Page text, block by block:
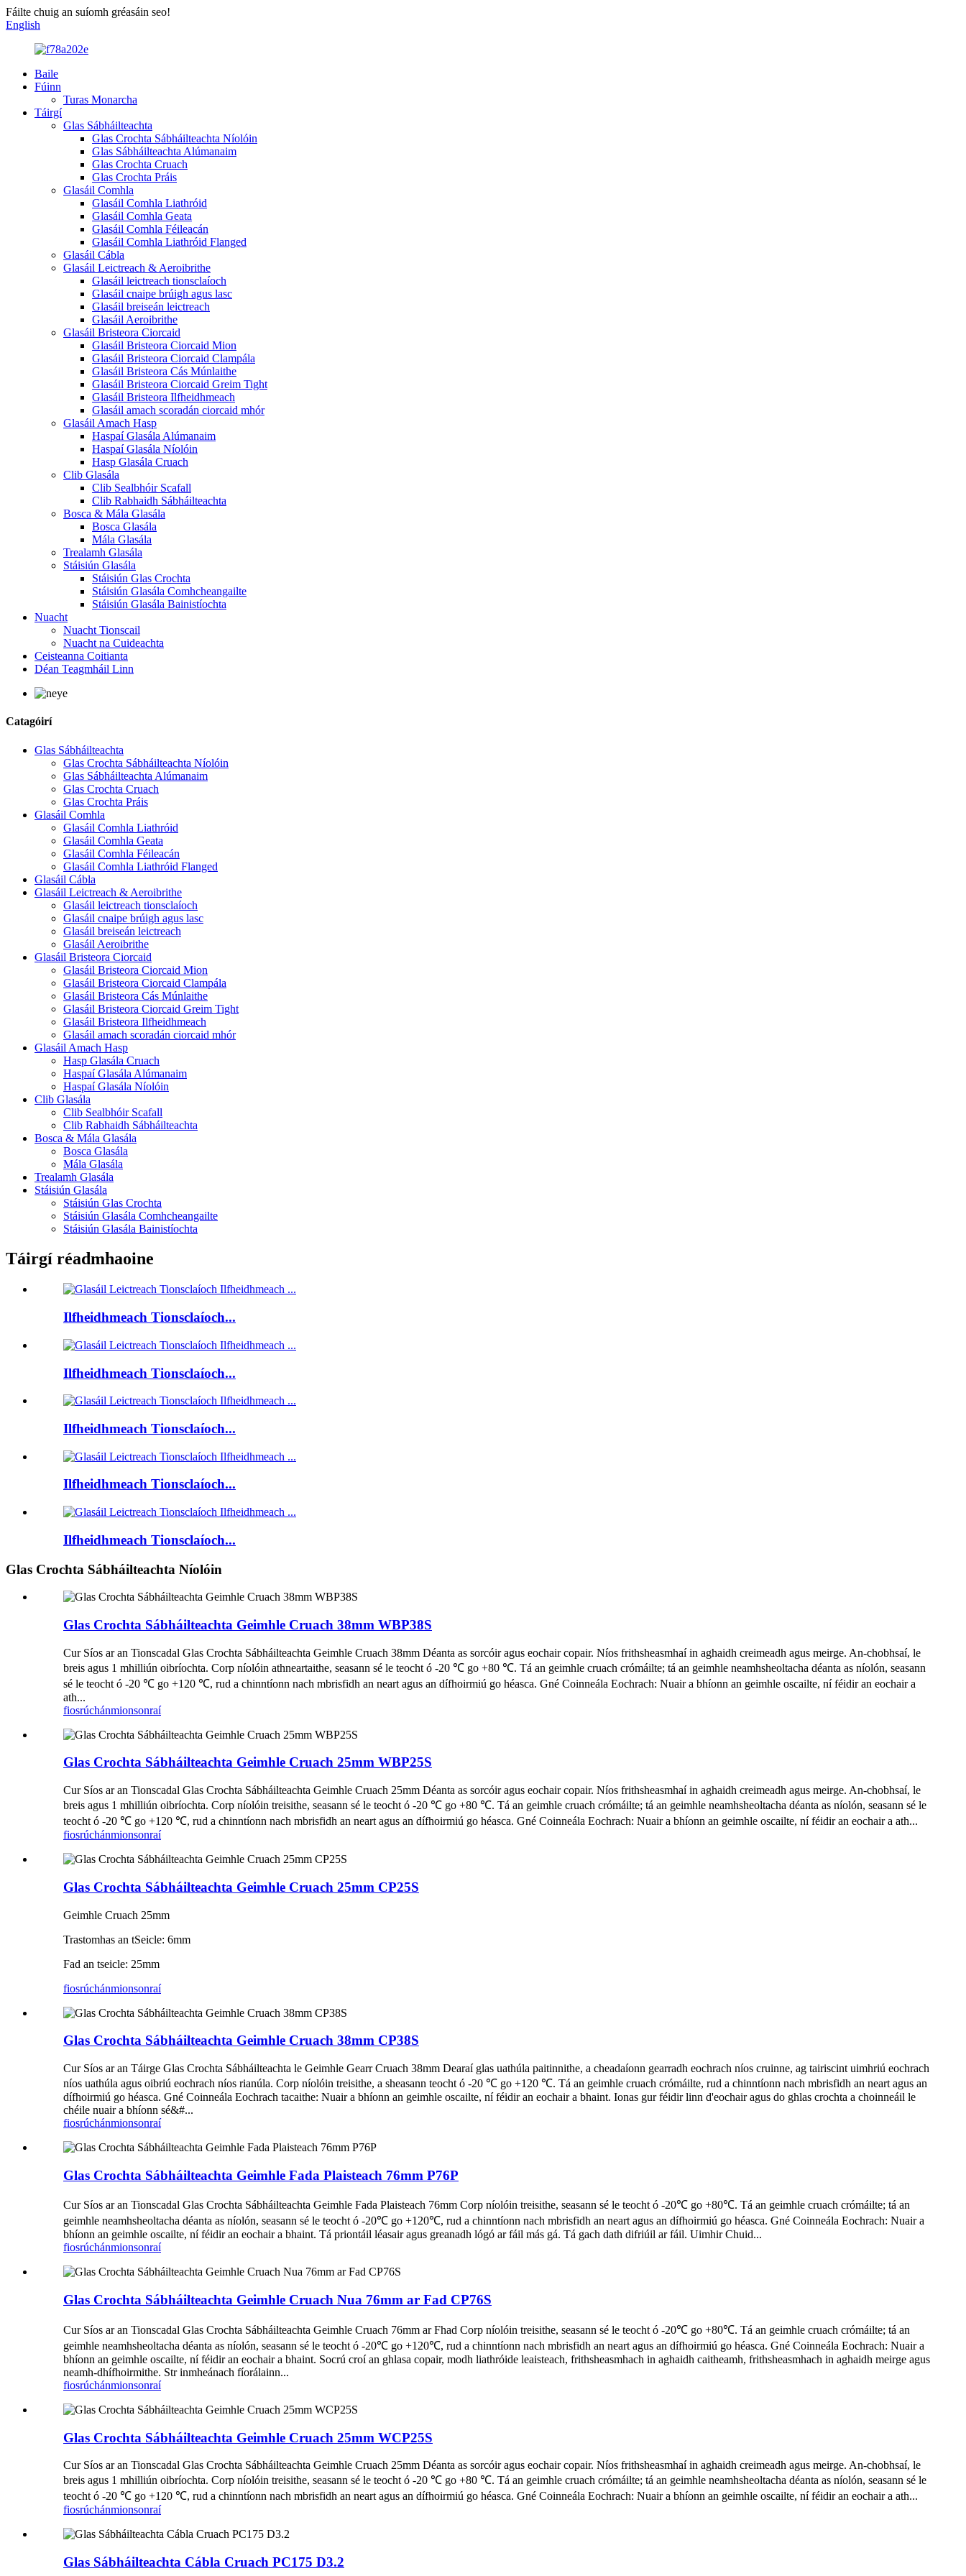
Fáilte chuig an suíomh gréasáin seo!
English
Baile
Fúinn
Turas Monarcha
Táirgí
Glas Sábháilteachta
Glas Crochta Sábháilteachta Níolóin
Glas Sábháilteachta Alúmanaim
Glas Crochta Cruach
Glas Crochta Práis
Glasáil Comhla
Glasáil Comhla Liathróid
Glasáil Comhla Geata
Glasáil Comhla Féileacán
Glasáil Comhla Liathróid Flanged
Glasáil Cábla
Glasáil Leictreach & Aeroibrithe
Glasáil leictreach tionsclaíoch
Glasáil cnaipe brúigh agus lasc
Glasáil breiseán leictreach
Glasáil Aeroibrithe
Glasáil Bristeora Ciorcaid
Glasáil Bristeora Ciorcaid Mion
Glasáil Bristeora Ciorcaid Clampála
Glasáil Bristeora Cás Múnlaithe
Glasáil Bristeora Ciorcaid Greim Tight
Glasáil Bristeora Ilfheidhmeach
Glasáil amach scoradán ciorcaid mhór
Glasáil Amach Hasp
Haspaí Glasála Alúmanaim
Haspaí Glasála Níolóin
Hasp Glasála Cruach
Clib Glasála
Clib Sealbhóir Scafall
Clib Rabhaidh Sábháilteachta
Bosca & Mála Glasála
Bosca Glasála
Mála Glasála
Trealamh Glasála
Stáisiún Glasála
Stáisiún Glas Crochta
Stáisiún Glasála Comhcheangailte
Stáisiún Glasála Bainistíochta
Nuacht
Nuacht Tionscail
Nuacht na Cuideachta
Ceisteanna Coitianta
Déan Teagmháil Linn
Catagóirí
Glas Sábháilteachta
Glas Crochta Sábháilteachta Níolóin
Glas Sábháilteachta Alúmanaim
Glas Crochta Cruach
Glas Crochta Práis
Glasáil Comhla
Glasáil Comhla Liathróid
Glasáil Comhla Geata
Glasáil Comhla Féileacán
Glasáil Comhla Liathróid Flanged
Glasáil Cábla
Glasáil Leictreach & Aeroibrithe
Glasáil leictreach tionsclaíoch
Glasáil cnaipe brúigh agus lasc
Glasáil breiseán leictreach
Glasáil Aeroibrithe
Glasáil Bristeora Ciorcaid
Glasáil Bristeora Ciorcaid Mion
Glasáil Bristeora Ciorcaid Clampála
Glasáil Bristeora Cás Múnlaithe
Glasáil Bristeora Ciorcaid Greim Tight
Glasáil Bristeora Ilfheidhmeach
Glasáil amach scoradán ciorcaid mhór
Glasáil Amach Hasp
Hasp Glasála Cruach
Haspaí Glasála Alúmanaim
Haspaí Glasála Níolóin
Clib Glasála
Clib Sealbhóir Scafall
Clib Rabhaidh Sábháilteachta
Bosca & Mála Glasála
Bosca Glasála
Mála Glasála
Trealamh Glasála
Stáisiún Glasála
Stáisiún Glas Crochta
Stáisiún Glasála Comhcheangailte
Stáisiún Glasála Bainistíochta
Táirgí réadmhaoine
Ilfheidhmeach Tionsclaíoch...
Ilfheidhmeach Tionsclaíoch...
Ilfheidhmeach Tionsclaíoch...
Ilfheidhmeach Tionsclaíoch...
Ilfheidhmeach Tionsclaíoch...
Glas Crochta Sábháilteachta Níolóin
Glas Crochta Sábháilteachta Geimhle Cruach 38mm WBP38S
Cur Síos ar an Tionscadal Glas Crochta Sábháilteachta Geimhle Cruach 38mm Déanta as sorcóir agus eochair copair. Níos frithsheasmhaí in aghaidh creimeadh agus meirge. An-chobhsaí, le
breis agus 1 mhilliún oibríochta. Corp níolóin athneartaithe, seasann sé le teocht ó -20 ℃ go +80 ℃. Tá an geimhle cruach crómáilte; tá an geimhle neamhsheoltacha déanta as níolón, seasann
sé le teocht ó -20 ℃ go +120 ℃, rud a chinntíonn nach mbrisfidh an neart agus an dífhoirmiú go héasca. Gné Coinneála Eochrach: Nuair a bhíonn an geimhle oscailte, ní féidir an eochair a
ath...
fiosrúchánmionsonraí
Glas Crochta Sábháilteachta Geimhle Cruach 25mm WBP25S
Cur Síos ar an Tionscadal Glas Crochta Sábháilteachta Geimhle Cruach 25mm Déanta as sorcóir agus eochair copair. Níos frithsheasmhaí in aghaidh creimeadh agus meirge. An-chobhsaí, le
breis agus 1 mhilliún oibríochta. Corp níolóin treisithe, seasann sé le teocht ó -20 ℃ go +80 ℃. Tá an geimhle cruach crómáilte; tá an geimhle neamhsheoltacha déanta as níolón, seasann sé le
teocht ó -20 ℃ go +120 ℃, rud a chinntíonn nach mbrisfidh an neart agus an dífhoirmiú go héasca. Gné Coinneála Eochrach: Nuair a bhíonn an geimhle oscailte, ní féidir an eochair a ath...
fiosrúchánmionsonraí
Glas Crochta Sábháilteachta Geimhle Cruach 25mm CP25S
Geimhle Cruach 25mm
Trastomhas an tSeicle: 6mm
Fad an tseicle: 25mm
fiosrúchánmionsonraí
Glas Crochta Sábháilteachta Geimhle Cruach 38mm CP38S
Cur Síos ar an Táirge Glas Crochta Sábháilteachta le Geimhle Gearr Cruach 38mm Dearaí glas uathúla paitinnithe, a cheadaíonn gearradh eochrach níos cruinne, ag tairiscint uimhriú eochrach
níos uathúla agus oibriú eochrach níos rianúla. Corp níolóin treisithe, a sheasann teocht ó -20 ℃ go +120 ℃. Tá an geimhle cruach crómáilte, rud a chinntíonn nach mbrisfidh an neart agus an
dífhoirmiú go héasca. Gné Coinneála Eochrach tacaithe: Nuair a bhíonn an geimhle oscailte, ní féidir an eochair a bhaint. Ionas gur féidir linn d'eochair agus do ghlas crochta a choinneáil le
chéile nuair a bhíonn sé&#...
fiosrúchánmionsonraí
Glas Crochta Sábháilteachta Geimhle Fada Plaisteach 76mm P76P
Cur Síos ar an Tionscadal Glas Crochta Sábháilteachta Geimhle Fada Plaisteach 76mm Corp níolóin treisithe, seasann sé le teocht ó -20℃ go +80℃. Tá an geimhle cruach crómáilte; tá an
geimhle neamhsheoltacha déanta as níolón, seasann sé le teocht ó -20℃ go +120℃, rud a chinntíonn nach mbrisfidh an neart agus an dífhoirmiú go héasca. Gné Coinneála Eochrach: Nuair a
bhíonn an geimhle oscailte, ní féidir an eochair a bhaint. Tá priontáil léasair agus greanadh lógó ar fáil más gá. Tá gach dath difriúil ar fáil. Uimhir Chuid...
fiosrúchánmionsonraí
Glas Crochta Sábháilteachta Geimhle Cruach Nua 76mm ar Fad CP76S
Cur Síos ar an Tionscadal Glas Crochta Sábháilteachta Geimhle Cruach 76mm ar Fhad Corp níolóin treisithe, seasann sé le teocht ó -20℃ go +80℃. Tá an geimhle cruach crómáilte; tá an
geimhle neamhsheoltacha déanta as níolón, seasann sé le teocht ó -20℃ go +120℃, rud a chinntíonn nach mbrisfidh an neart agus an dífhoirmiú go héasca. Gné Coinneála Eochrach: Nuair a
bhíonn an geimhle oscailte, ní féidir an eochair a bhaint. Socrú croí an ghlasa copair, modh liathróide leaisteach, frithsheasmhach in aghaidh caitheamh, frithsheasmhach in aghaidh meirge agus
neamh-dhífhoirmithe. Str inmheánach fíorálainn...
fiosrúchánmionsonraí
Glas Crochta Sábháilteachta Geimhle Cruach 25mm WCP25S
Cur Síos ar an Tionscadal Glas Crochta Sábháilteachta Geimhle Cruach 25mm Déanta as sorcóir agus eochair copair. Níos frithsheasmhaí in aghaidh creimeadh agus meirge. An-chobhsaí, le
breis agus 1 mhilliún oibríochta. Corp níolóin treisithe, seasann sé le teocht ó -20 ℃ go +80 ℃. Tá an geimhle cruach crómáilte; tá an geimhle neamhsheoltacha déanta as níolón, seasann sé le
teocht ó -20 ℃ go +120 ℃, rud a chinntíonn nach mbrisfidh an neart agus an dífhoirmiú go héasca. Gné Coinneála Eochrach: Nuair a bhíonn an geimhle oscailte, ní féidir an eochair a ath...
fiosrúchánmionsonraí
Glas Sábháilteachta Cábla Cruach PC175 D3.2